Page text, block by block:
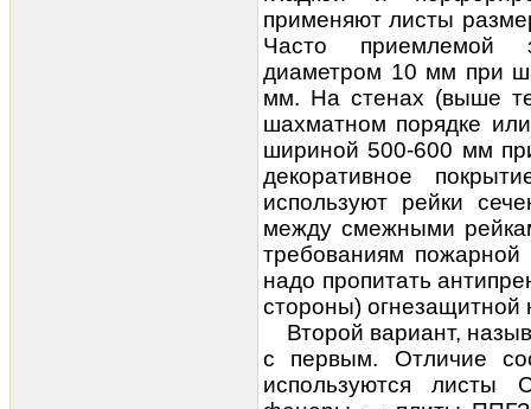
применяют листы
Часто приемлемой
диаметром 10 мм при
мм. На стенах (выше
шахматном порядке
шириной 500-600 мм
декоративное
используют рейки
между смежными
требованиям пожарной
надо пропитать
стороны) огнезащитной
Второй вариант,
с первым. Отличие
используются листы